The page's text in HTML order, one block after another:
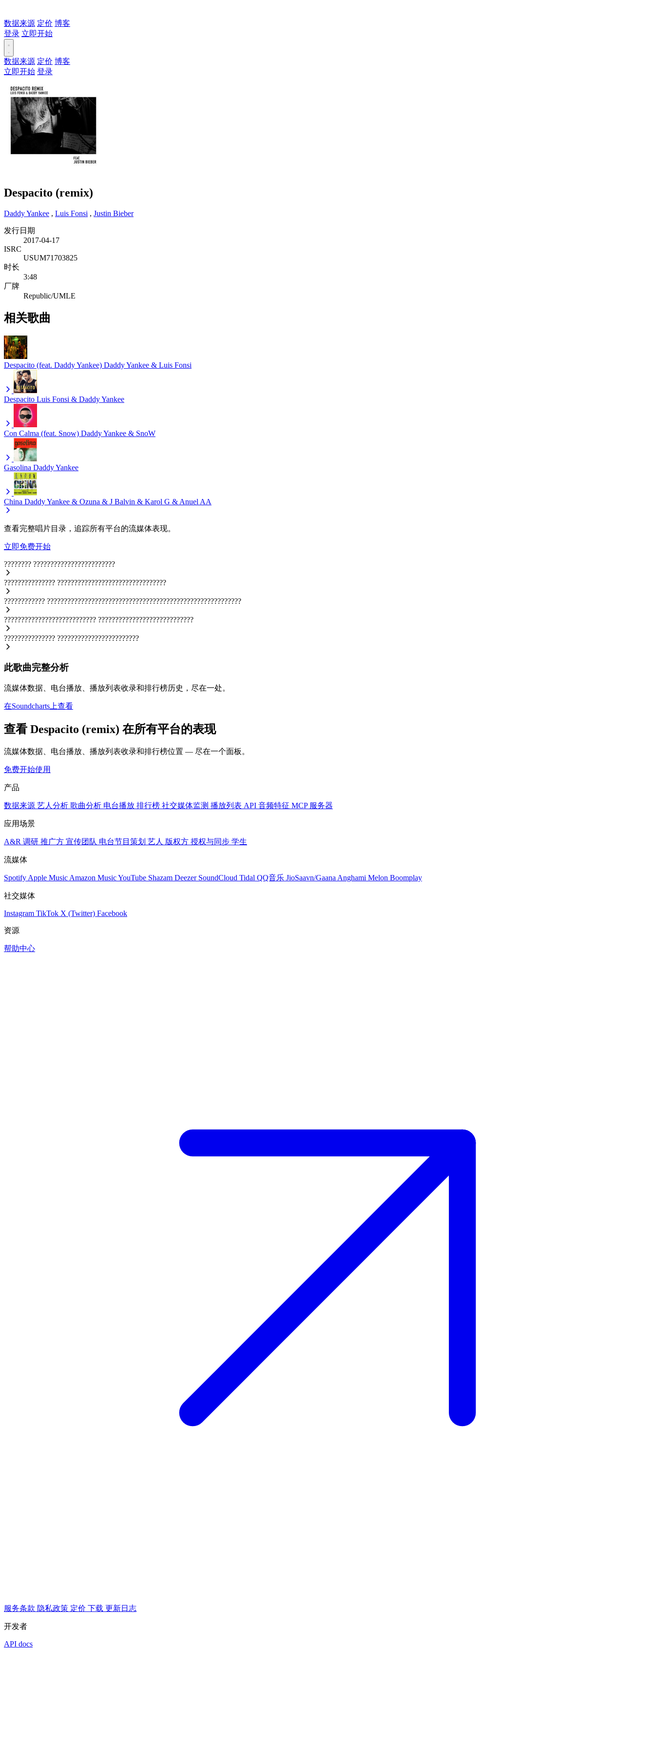
数据来源 定价 博客
登录 立即开始
数据来源 定价 博客
立即开始 登录
Despacito (remix)
Daddy Yankee , Luis Fonsi , Justin Bieber
发行日期
2017-04-17
ISRC
USUM71703825
时长
3:48
厂牌
Republic/UMLE
相关歌曲
Despacito (feat. Daddy Yankee) Daddy Yankee & Luis Fonsi
Despacito Luis Fonsi & Daddy Yankee
Con Calma (feat. Snow) Daddy Yankee & SnoW
Gasolina Daddy Yankee
China Daddy Yankee & Ozuna & J Balvin & Karol G & Anuel AA
查看完整唱片目录，追踪所有平台的流媒体表现。
立即免费开始
???????? ????????????????????????
??????????????? ????????????????????????????????
???????????? ?????????????????????????????????????????????????????????
??????????????????????????? ????????????????????????????
??????????????? ????????????????????????
此歌曲完整分析
流媒体数据、电台播放、播放列表收录和排行榜历史，尽在一处。
在Soundcharts上查看
查看 Despacito (remix) 在所有平台的表现
流媒体数据、电台播放、播放列表收录和排行榜位置 — 尽在一个面板。
免费开始使用
产品
数据来源 艺人分析 歌曲分析 电台播放 排行榜 社交媒体监测 播放列表 API 音频特征 MCP 服务器
应用场景
A&R 调研 推广方 宣传团队 电台节目策划 艺人 版权方 授权与同步 学生
流媒体
Spotify Apple Music Amazon MusicYouTube Shazam Deezer SoundCloud Tidal QQ音乐 JioSaavn/Gaana Anghami Melon Boomplay
社交媒体
Instagram TikTok X (Twitter) Facebook
资源
帮助中心
服务条款 隐私政策 定价 下载 更新日志
开发者
API docs